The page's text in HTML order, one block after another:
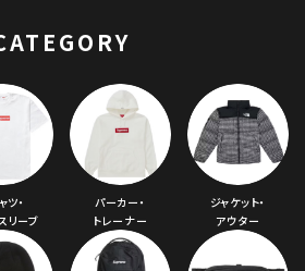
ツ・
リーブ
パーカー・
トレーナー
ジャケット・
アウター